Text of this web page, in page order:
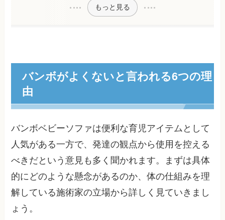
もっと見る
バンボがよくないと言われる6つの理
由
バンボベビーソファは便利な育児アイテムとして
人気がある一方で、発達の観点から使用を控える
べきだという意見も多く聞かれます。まずは具体
的にどのような懸念があるのか、体の仕組みを理
解している施術家の立場から詳しく見ていきまし
ょう。